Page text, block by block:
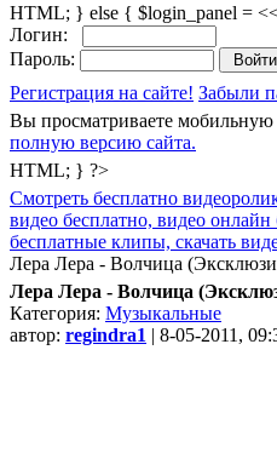
HTML; } else { $login_panel =
Логин:
Пароль:
Регистрация на сайте! Забыли
Вы просматриваете мобильную
полную версию сайта.
HTML; } ?>
Смотреть бесплатно
видео бесплатно, видео онлайн
бесплатные клипы, скачать
Лера Лера - Волчица
Лера Лера - Волчица
Категория: Музыкальные
автор: regindra1 | 8-05-2011,